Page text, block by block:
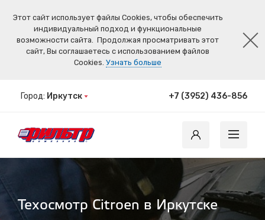
Этот сайт использует файлы Cookies, чтобы обеспечить
индивидуальный подход и функциональные
возможности сайта. Продолжая просматривать этот
сайт, Вы соглашаетесь с использованием файлов
Cookies. Узнать больше
Город: Иркутск +7 (3952) 436-856
Техосмотр Citroen в Иркутске